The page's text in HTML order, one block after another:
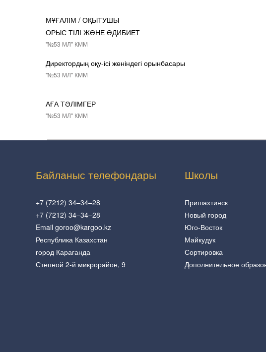
МҰҒАЛІМ / ОҚЫТУШЫ
ОРЫС ТІЛІ ЖӘНЕ ӘДИБИЕТ
"№53 МЛ" КММ
Директордың оқу-ісі жөніндегі орынбасары
"№53 МЛ" КММ
АҒА ТӘЛІМГЕР
"№53 МЛ" КММ
Байланыс телефондары
+7 (7212) 34–34–28
+7 (7212) 34–34–28
Email goroo@kargoo.kz
Республика Казахстан
город Караганда
Степной 2-й микрорайон, 9
Школы
Пришахтинск
Новый город
Юго-Восток
Майкудук
Сортировка
Дополнительное